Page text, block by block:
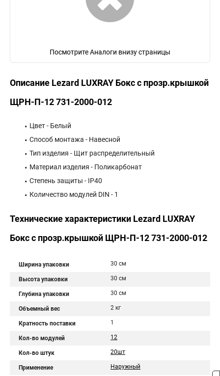
Посмотрите Аналоги внизу страницы
Описание Lezard LUXRAY Бокс с прозр.крышкой
ЩРН-П-12 731-2000-012
Цвет - Белый
Способ монтажа - Навесной
Тип изделия - Щит распределительный
Материал изделия - Поликарбонат
Степень защиты - IP40
Количество модулей DIN - 1
Технические характеристики Lezard LUXRAY
Бокс с прозр.крышкой ЩРН-П-12 731-2000-012
Ширина упаковки 30 см
Высота упаковки 30 см
Глубина упаковки 30 см
Объемный вес 2 кг
Кратность поставки 1
Кол-во модулей 12
Кол-во штук 20шт
Применение Наружный